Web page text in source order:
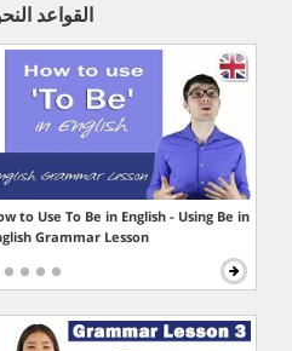
القواعد
to Use To Be in English - Using Be in
Grammar Lesson